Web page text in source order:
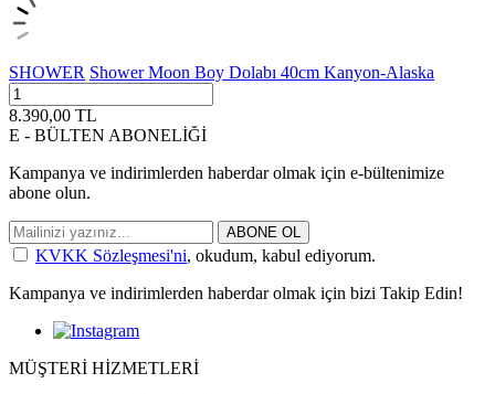
SHOWER Shower Moon Boy Dolabı 40cm Kanyon-Alaska
8.390,00 TL
E - BÜLTEN ABONELİĞİ
Kampanya ve indirimlerden haberdar olmak için e-bültenimize
abone olun.
ABONE OL
KVKK Sözleşmesi'ni, okudum, kabul ediyorum.
Kampanya ve indirimlerden haberdar olmak için bizi Takip Edin!
MÜŞTERİ HİZMETLERİ